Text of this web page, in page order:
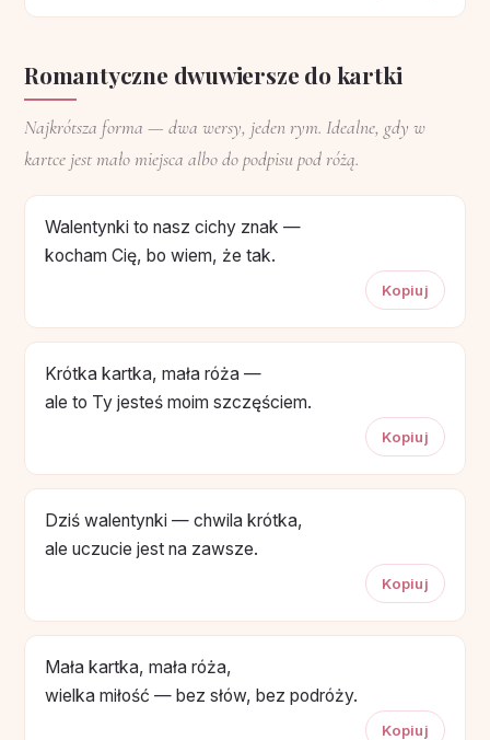
Romantyczne dwuwiersze do kartki
Najkrótsza forma — dwa wersy, jeden rym. Idealne, gdy w
kartce jest mało miejsca albo do podpisu pod różą.
Walentynki to nasz cichy znak —
kocham Cię, bo wiem, że tak.
Kopiuj
Krótka kartka, mała róża —
ale to Ty jesteś moim szczęściem.
Kopiuj
Dziś walentynki — chwila krótka,
ale uczucie jest na zawsze.
Kopiuj
Mała kartka, mała róża,
wielka miłość — bez słów, bez podróży.
Kopiuj